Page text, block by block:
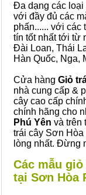
Đa dạng các loại
với đầy đủ các
phấn...... với các
tín tốt nhất tới từ
Đài Loan, Thái
Hàn Quốc, Nga,
Cửa hàng Giỏ
nhà cung cấp &
cây cao cấp
chính hãng cho
Phú Yên và trên
trái cây Sơn Hòa
lòng nhất. Đừng
Các mẫu
tại Sơn Hòa